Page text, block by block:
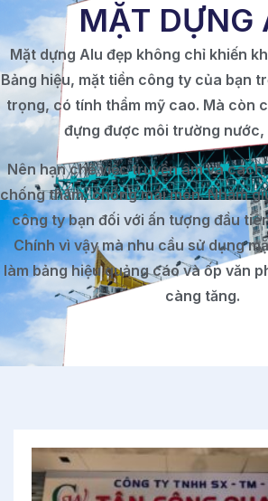
MẶT DỰNG
Mặt dựng Alu đẹp không chỉ khiến
Bảng hiệu, mặt tiền công ty của bạn
trọng, có tính thẩm mỹ cao. Mà còn
đựng được môi trường nước,
Nên hạn chế việc truyền âm và
chống thấm, chống mài mòn. Nhằm
công ty bạn đối với ấn tượng đầu
Chính vì vậy mà nhu cầu sử dụng
làm bảng hiệu quảng cáo và ốp văn
càng tăng.